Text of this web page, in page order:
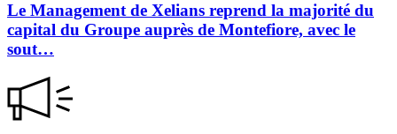
Le Management de Xelians reprend la majorité du
capital du Groupe auprès de Montefiore, avec le
sout…